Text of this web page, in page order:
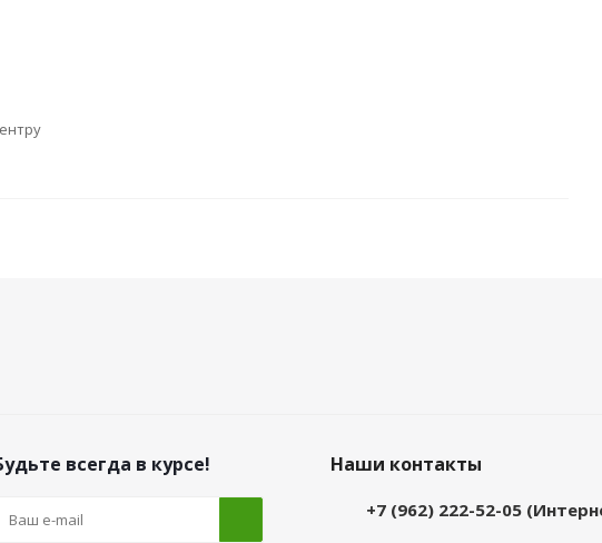
всегда в курсе! Наши контакты
+7 (962) 222-52-05